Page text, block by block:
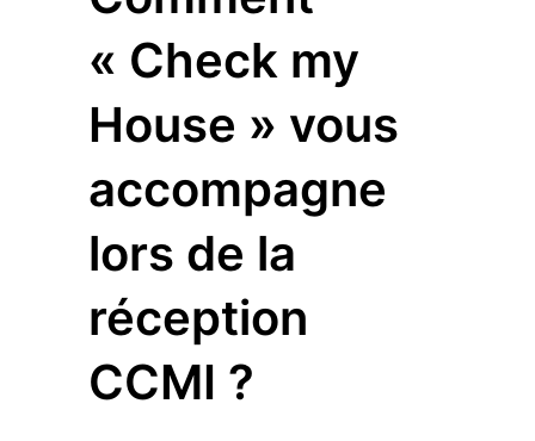
« Check my
House » vous
accompagne
lors de la
réception
CCMI ?